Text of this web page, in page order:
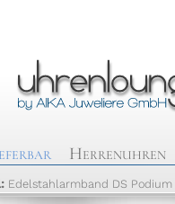
Herrenuhren
Edelstahlarmband DS